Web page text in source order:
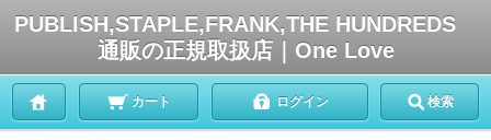
PUBLISH,STAPLE,FRANK,THE HUNDREDS
通販の正規取扱店｜One Love
カート ログイン 検索